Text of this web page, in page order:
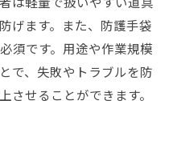
げます。また、防護手袋
須です。用途や作業規模
で、失敗やトラブルを防
させることができます。